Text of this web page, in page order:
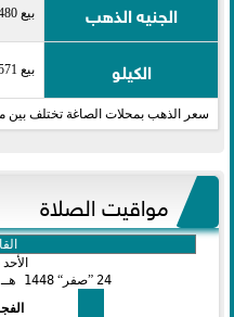
الجنيه الذهب بيع 14,480 شراء 14,800
الكيلو بيع 2,068,571 شراء 2,114,286
سعر الذهب بمحلات الصاغة تختلف بين
مواقيت الصلاة
الأحد
24
صفر 1448 هـ